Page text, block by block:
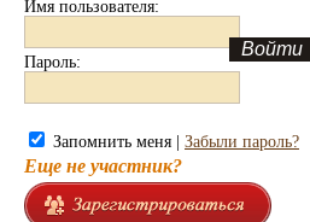
Имя пользователя:
Пароль:
Запомнить меня | Забыли пароль?
Еще не участник?